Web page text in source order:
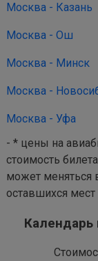
Москва - Казань
Москва - Ош
Москва - Минск
Москва -
Москва - Уфа
- * цены на
стоимость
может меняться
оставшихся
Календарь